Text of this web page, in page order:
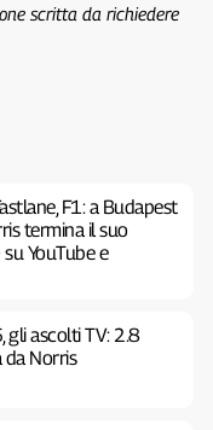
scritta da richiedere
F1: a Budapest
termina il suo
YouTube e
gli ascolti TV: 2.8
da Norris